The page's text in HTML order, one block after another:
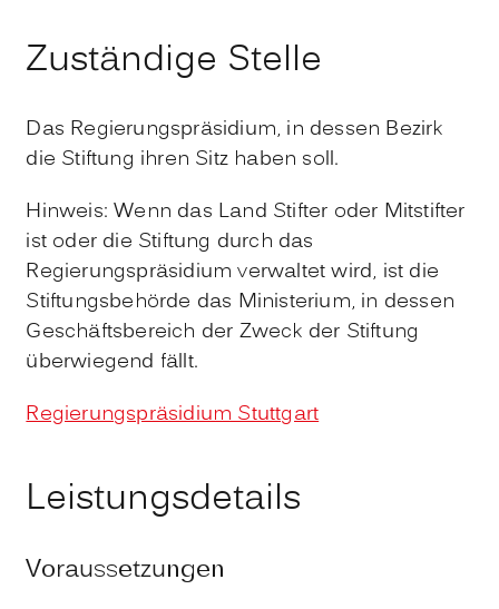
Zuständige Stelle
Das Regierungspräsidium, in dessen Bezirk
die Stiftung ihren Sitz haben soll.
Hinweis: Wenn das Land Stifter oder Mitstifter
ist oder die Stiftung durch das
Regierungspräsidium verwaltet wird, ist die
Stiftungsbehörde das Ministerium, in dessen
Geschäftsbereich der Zweck der Stiftung
überwiegend fällt.
Regierungspräsidium Stuttgart
Leistungsdetails
Voraussetzungen